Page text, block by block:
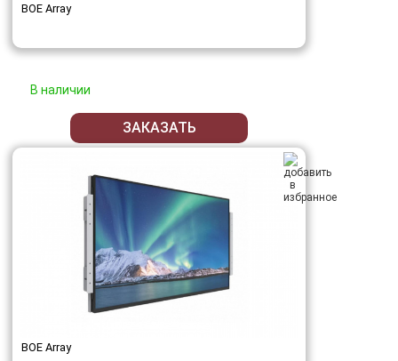
BOE Array
В наличии
ЗАКАЗАТЬ
BOE Array